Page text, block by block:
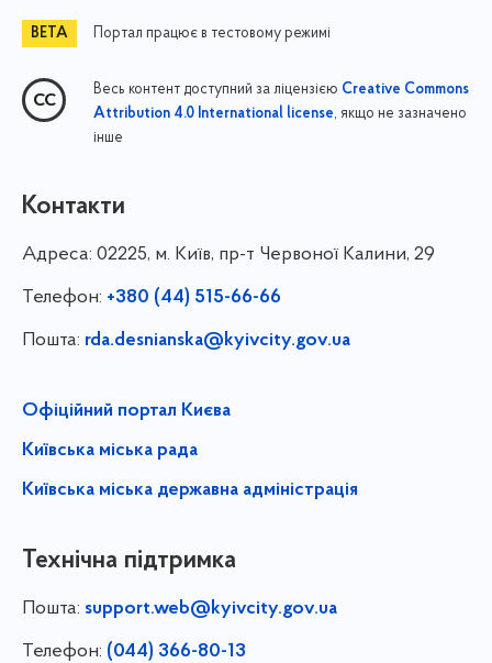
Портал працює в тестовому режимі
Весь контент доступний за ліцензією Creative Commons
Attribution 4.0 International license, якщо не зазначено
інше
Контакти
Адреса: 02225, м. Київ, пр-т Червоної Калини, 29
Телефон: +380 (44) 515-66-66
Пошта: rda.desnianska@kyivcity.gov.ua
Офіційний портал Києва
Київська міська рада
Київська міська державна адміністрація
Технічна підтримка
Пошта: support.web@kyivcity.gov.ua
Телефон: (044) 366-80-13